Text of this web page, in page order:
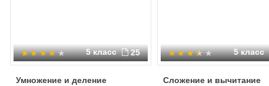
5 класс 25
Умножение и деление
5 класс
Сложение и вычитание